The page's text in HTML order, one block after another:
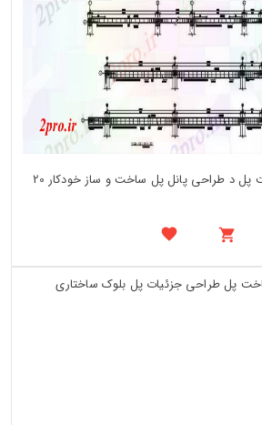
دانلود نقشه جزئیات ساخت پل د طراحی پانل پل ساخت و ساز خودکار 20